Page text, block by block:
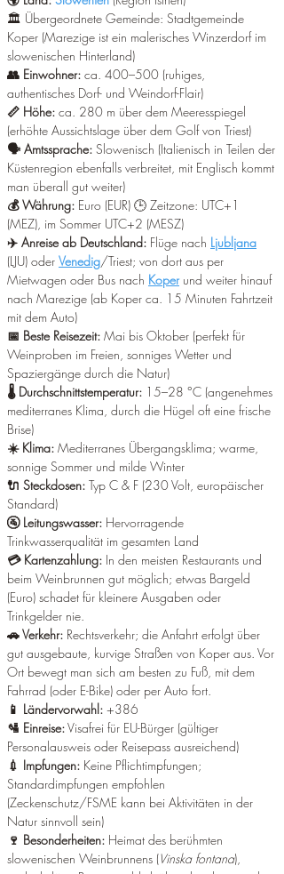
🏛️ Übergeordnete Gemeinde: Stadtgemeinde
Koper (Marezige ist ein malerisches Winzerdorf im
slowenischen Hinterland)
👥 Einwohner: ca. 400–500 (ruhiges,
authentisches Dorf- und Weindorf-Flair)
📏 Höhe: ca. 280 m über dem Meeresspiegel
(erhöhte Aussichtslage über dem Golf von Triest)
🗣️ Amtssprache: Slowenisch (Italienisch in Teilen der
Küstenregion ebenfalls verbreitet, mit Englisch kommt
man überall gut weiter)
💰 Währung: Euro (EUR) 🕒 Zeitzone: UTC+1
(MEZ), im Sommer UTC+2 (MESZ)
✈️ Anreise ab Deutschland: Flüge nach Ljubljana
(LJU) oder Venedig/Triest; von dort aus per
Mietwagen oder Bus nach Koper und weiter hinauf
nach Marezige (ab Koper ca. 15 Minuten Fahrtzeit
mit dem Auto)
📅 Beste Reisezeit: Mai bis Oktober (perfekt für
Weinproben im Freien, sonniges Wetter und
Spaziergänge durch die Natur)
🌡️ Durchschnittstemperatur: 15–28 °C (angenehmes
mediterranes Klima, durch die Hügel oft eine frische
Brise)
☀️ Klima: Mediterranes Übergangsklima; warme,
sonnige Sommer und milde Winter
🔌 Steckdosen: Typ C & F (230 Volt, europäischer
Standard)
🚰 Leitungswasser: Hervorragende
Trinkwasserqualität im gesamten Land
💳 Kartenzahlung: In den meisten Restaurants und
beim Weinbrunnen gut möglich; etwas Bargeld
(Euro) schadet für kleinere Ausgaben oder
Trinkgelder nie.
🚗 Verkehr: Rechtsverkehr; die Anfahrt erfolgt über
gut ausgebaute, kurvige Straßen von Koper aus. Vor
Ort bewegt man sich am besten zu Fuß, mit dem
Fahrrad (oder E-Bike) oder per Auto fort.
📱 Ländervorwahl: +386
🛂 Einreise: Visafrei für EU-Bürger (gültiger
Personalausweis oder Reisepass ausreichend)
💉 Impfungen: Keine Pflichtimpfungen;
Standardimpfungen empfohlen
(Zeckenschutz/FSME kann bei Aktivitäten in der
Natur sinnvoll sein)
🍷 Besonderheiten: Heimat des berühmten
slowenischen Weinbrunnens (Vinska fontana),